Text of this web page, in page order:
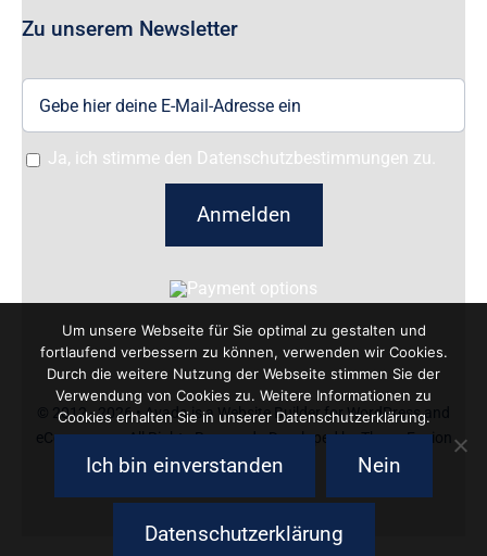
Zu unserem Newsletter
Ja, ich stimme den Datenschutzbestimmungen zu.
Anmelden
© 2012 - 2026 •Avadais a Website BuilderforWordPressand
eCommerce• All Rights Reserved • Developed byThemeFusion
Um unsere Webseite für Sie optimal zu gestalten und
fortlaufend verbessern zu können, verwenden wir Cookies.
Durch die weitere Nutzung der Webseite stimmen Sie der
Verwendung von Cookies zu. Weitere Informationen zu
Cookies erhalten Sie in unserer Datenschutzerklärung.
Ich bin einverstanden Nein
Datenschutzerklärung